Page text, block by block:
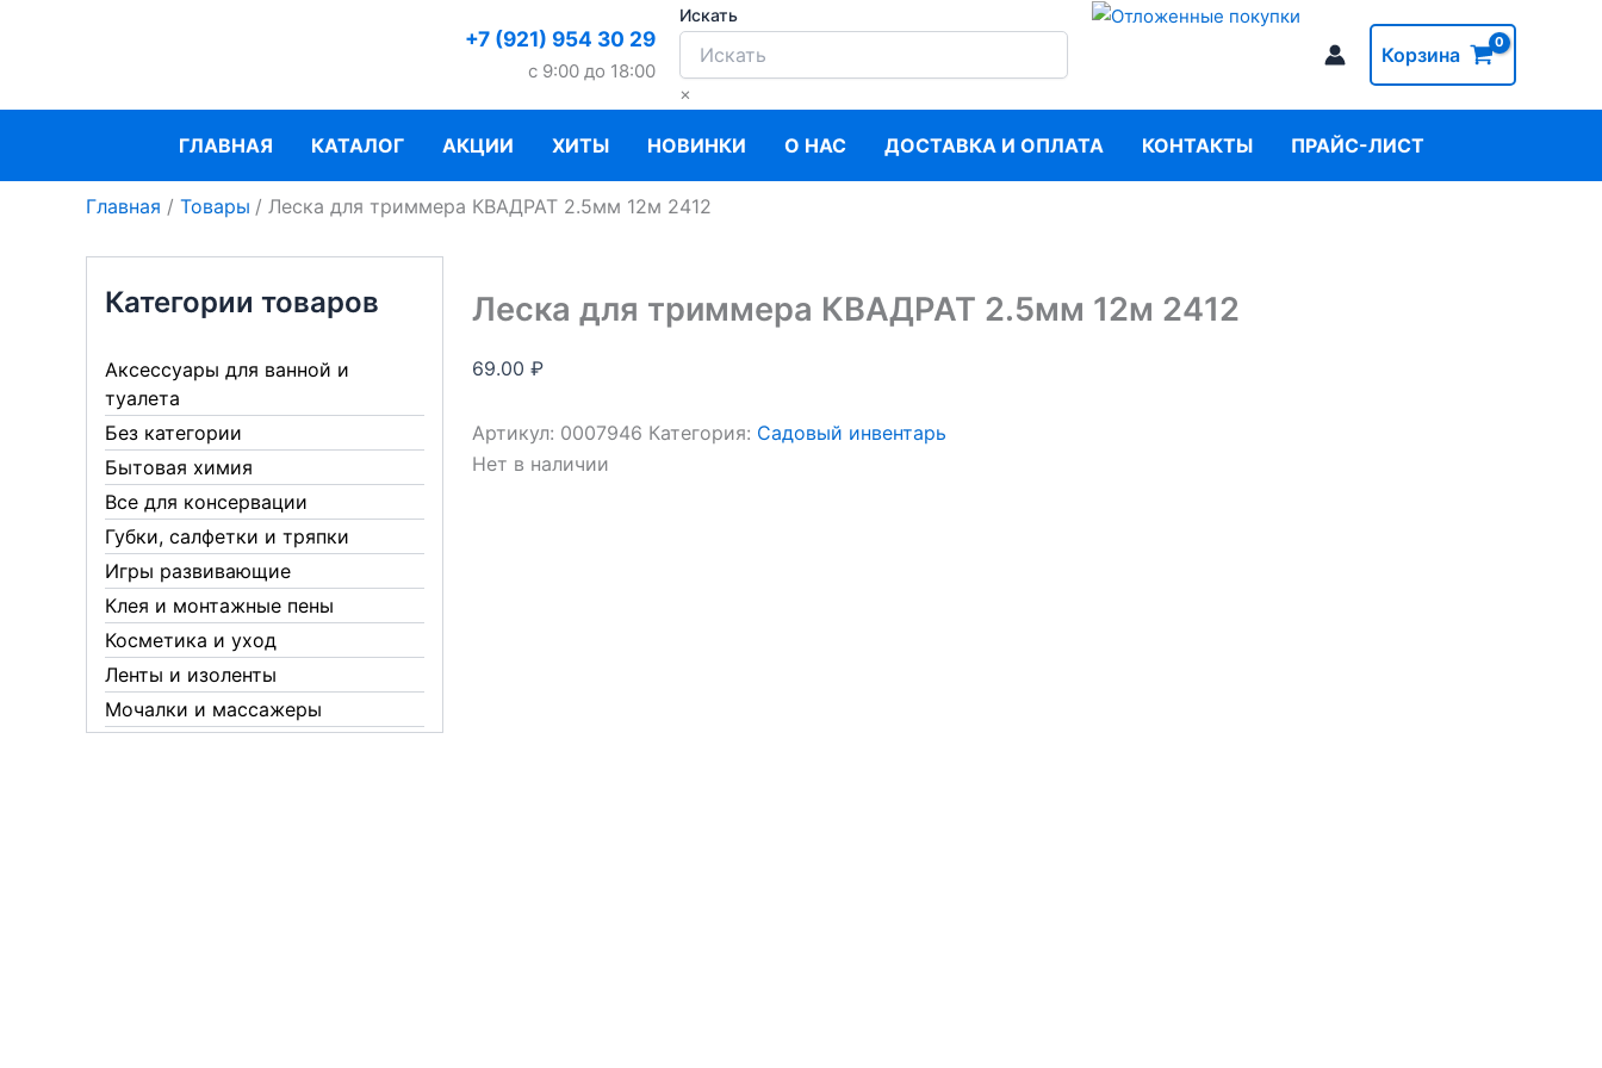
+7 (921) 954 30 29
c 9:00 до 18:00
Искать
×
Корзина
ГЛАВНАЯ КАТАЛОГ АКЦИИ ХИТЫ НОВИНКИ О НАС ДОСТАВКА И ОПЛАТА КОНТАКТЫ ПРАЙС-ЛИСТ
Главная Товары Леска для триммера КВАДРАТ 2.5мм 12м 2412
Категории товаров
Аксессуары для ванной и
туалета
Без категории
Бытовая химия
Все для консервации
Губки, салфетки и тряпки
Игры развивающие
Клея и монтажные пены
Косметика и уход
Ленты и изоленты
Мочалки и массажеры
Леска для триммера КВАДРАТ 2.5мм 12м 2412
69.00 ₽
Артикул: 0007946 Категория: Садовый инвентарь
Нет в наличии